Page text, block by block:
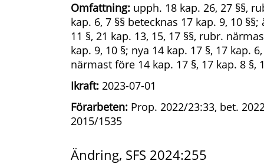
Omfattning: upph. 18 kap. 26, 27 §§,
kap. 6, 7 §§ betecknas 17 kap. 9, 10
11 §, 21 kap. 13, 15, 17 §§, rubr.
kap. 9, 10 §; nya 14 kap. 17 §, 17 kap.
närmast före 14 kap. 17 §, 17 kap. 8 §,
Ikraft: 2023-07-01
Förarbeten: Prop. 2022/23:33, bet.
2015/1535
Ändring, SFS 2024:255